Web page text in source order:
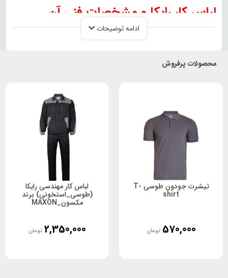
لباس کار رایکا و مشخصات فنی آن
لباس کار مهندسی رایکا از آن دست لباس‎‌های کاری است که از
برای لباس‌های کار و با طرح مهندسی مناسب است، به دلیل
این لباس بیشتر مناسب مهندسانی است که در مشاغلی مانند
ساختمان‌سازی، معادن، صنایع یا مواردی ازاین‌دست مشغول به
کار هستند. به‌این‌ترتیب با کمک این لباس هیچ مشکلی برای
لباس‌های دیگر آن‌ها به وجود نمی‌آید. از طرفی جنس این
لباس باعث می‌شود در همه فصول سال بتوانند با خیال راحت
از آن استفاده کنند.
این لباس دارای دو بخش مستقل و مجزا از هم است که شامل
ادامه توضیحات
محصولات پرفروش
تیشرت جودون طوسی T-
shirt
570,000 تومان
لباس کار مهندسی رایکا
(طوسی_استخونی) برند
مکسون_MAXON
2,350,000 تومان